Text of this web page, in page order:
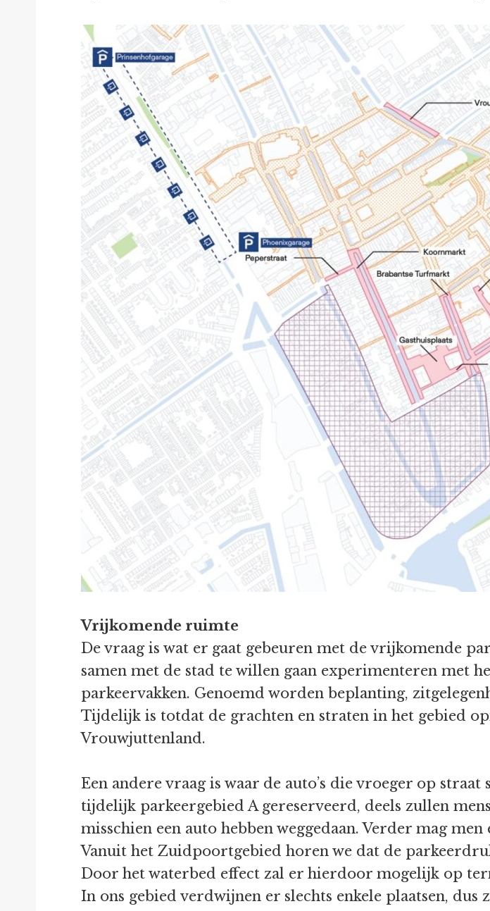
Vrijkomende ruimte
De vraag is wat er gaat gebeuren met de vrijkomende
samen met de stad te willen gaan experimenteren met
parkeervakken. Genoemd worden beplanting,
Tijdelijk is totdat de grachten en straten in het gebied
Vrouwjuttenland.
Een andere vraag is waar de auto’s die vroeger op
tijdelijk parkeergebied A gereserveerd, deels zullen
misschien een auto hebben weggedaan. Verder mag
Vanuit het Zuidpoortgebied horen we dat de
Door het waterbed effect zal er hierdoor mogelijk op
In ons gebied verdwijnen er slechts enkele plaatsen,